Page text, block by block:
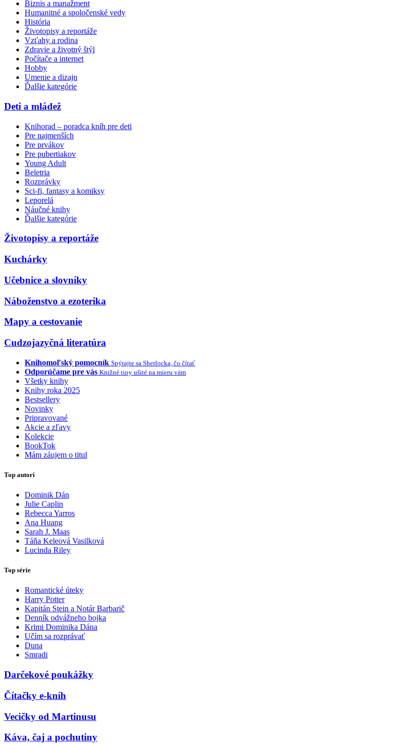
Biznis a manažment
Humanitné a spoločenské vedy
História
Životopisy a reportáže
Vzťahy a rodina
Zdravie a životný štýl
Počítače a internet
Hobby
Umenie a dizajn
Ďalšie kategórie
Deti a mládež
Knihorad – poradca kníh pre deti
Pre najmenších
Pre prvákov
Pre pubertiakov
Young Adult
Beletria
Rozprávky
Sci-fi, fantasy a komiksy
Leporelá
Náučné knihy
Ďalšie kategórie
Životopisy a reportáže
Kuchárky
Učebnice a slovníky
Náboženstvo a ezoterika
Mapy a cestovanie
Cudzojazyčná literatúra
Knihomoľský pomocník Spýtajte sa Sherlocka, čo čítať
Odporúčame pre vás Knižné tipy ušité na mieru vám
Všetky knihy
Knihy roka 2025
Bestsellery
Novinky
Pripravované
Akcie a zľavy
Kolekcie
BookTok
Mám záujem o titul
Top autori
Dominik Dán
Julie Caplin
Rebecca Yarros
Ana Huang
Sarah J. Maas
Táňa Keleová Vasilková
Lucinda Riley
Top série
Romantické úteky
Harry Potter
Kapitán Stein a Notár Barbarič
Denník odvážneho bojka
Krimi Dominika Dána
Učím sa rozprávať
Duna
Smradi
Darčekové poukážky
Čítačky e-kníh
Vecičky od Martinusu
Káva, čaj a pochutiny